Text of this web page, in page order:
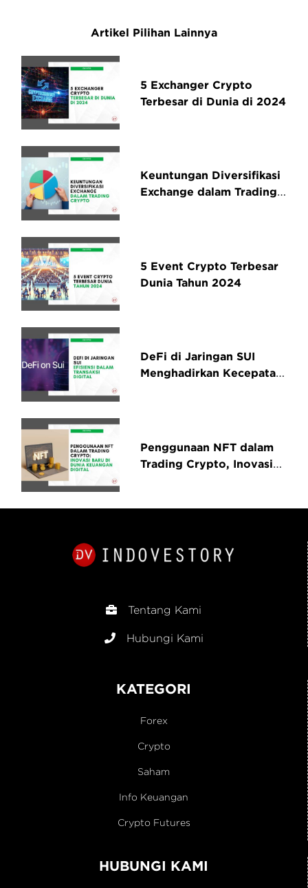
Artikel Pilihan Lainnya
5 Exchanger Crypto
Terbesar di Dunia di 2024
Keuntungan Diversifikasi
Exchange dalam Trading
5 Event Crypto Terbesar
Dunia Tahun 2024
DeFi di Jaringan SUI
Menghadirkan Kecepatan
Penggunaan NFT dalam
Trading Crypto, Inovasi
Tentang Kami
Hubungi Kami
KATEGORI
Forex
Crypto
Saham
Info Keuangan
Crypto Futures
HUBUNGI KAMI